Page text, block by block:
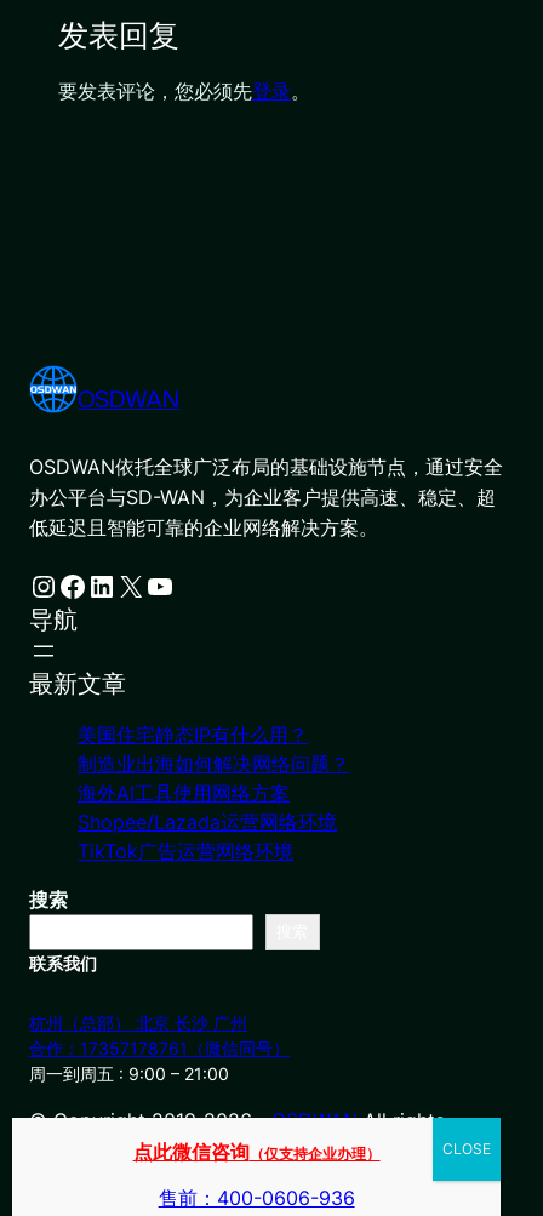
发表回复
要发表评论，您必须先登录。
OSDWAN
OSDWAN依托全球广泛布局的基础设施节点，通过安全
办公平台与SD-WAN，为企业客户提供高速、稳定、超
低延迟且智能可靠的企业网络解决方案。
Instagram Facebook LinkedIn X YouTube
导航
最新文章
美国住宅静态IP有什么用？
制造业出海如何解决网络问题？
海外AI工具使用网络方案
Shopee/Lazada运营网络环境
TikTok广告运营网络环境
搜索
联系我们
杭州（总部） 北京 长沙 广州
合作：17357178761（微信同号）
周一到周五 : 9:00 – 21:00
© Copyright 2019-2026・OSDWANAll rights
点此微信咨询 （仅支持企业办理）
售前：400-0606-936